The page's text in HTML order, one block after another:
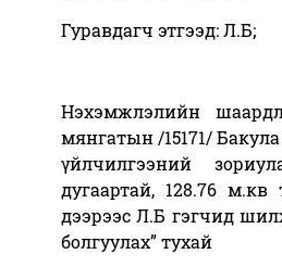
Гуравдагч этгээд: Л.Б;
Нэхэмжлэлийн
мянгатын /15171/
үйлчилгээний
дугаартай, 128.76
дээрээс Л.Б гэгчид
болгуулах” тухай